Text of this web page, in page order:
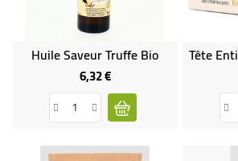
Huile Saveur Truffe Bio
6,32 €Prix